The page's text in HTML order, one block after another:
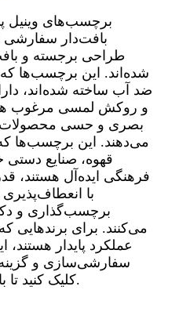
برچسب‌های وینیل
بافت‌دار سفارشی
طراحی برجسته و
شده‌اند. این برچسب‌ها که
ضد آب ساخته شده‌اند،
و روکش لمسی مرغوب
بصری و حسی محصولات
می‌دهند. این برچسب‌ها
قهوه، صنایع دستی
فرهنگی ایده‌آل هستند،
با
برچسب‌گذاری و
می‌کنند. برای برندهایی
عملکرد پایدار هستند،
سفارشی‌سازی و
کلیک کنید تا با ما تماس بگیرید.